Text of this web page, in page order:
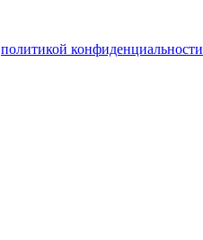
политикой конфиденциальности